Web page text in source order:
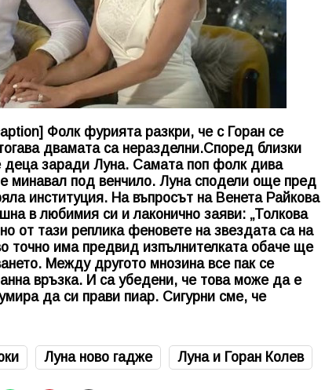
Фолк фурията разкри, че с Горан се
двамата са неразделни.Според близки
заради Луна. Самата поп фолк дива
минавал под венчило. Луна сподели още пред
институция. На въпросът на Венета Райкова
в любимия си и лаконично заяви: „Толкова
от тази реплика феновете на звездата са на
точно има предвид изпълнителката обаче ще
Между другото мнозина все пак се
връзка. И са убедени, че това може да е
да си прави пиар. Сигурни сме, че
Луна ново гадже Луна и Горан Колев